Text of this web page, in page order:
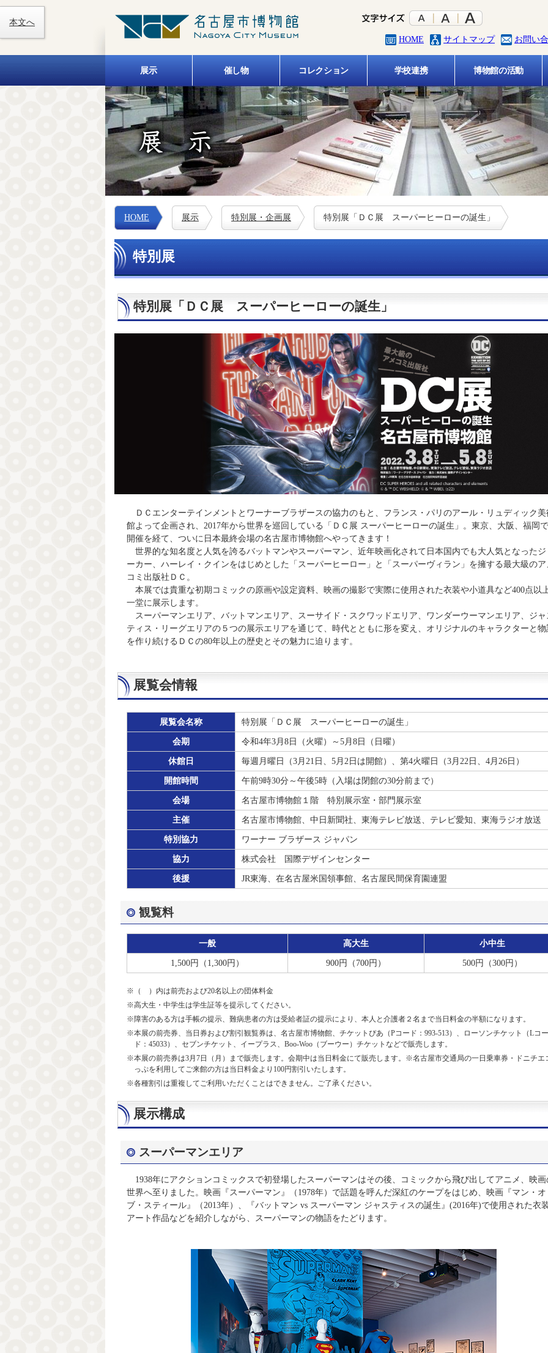
HOME サイトマップ お問い
本文へ
展示 催し物 コレクション 学校連携 博物館の活動
HOME 展示 特別展・企画展 特別展「ＤＣ展 スーパーヒーローの誕生」
特別展
特別展「ＤＣ展 スーパーヒーローの誕生」
ＤＣエンターテインメントとワーナーブラザースの協力のもと、フランス・パリのアール・リュディック美
館よって企画され、2017年から世界を巡回している「ＤＣ展 スーパーヒーローの誕生」。東京、大阪、福岡
開催を経て、ついに日本最終会場の名古屋市博物館へやってきます！
世界的な知名度と人気を誇るバットマンやスーパーマン、近年映画化されて日本国内でも大人気となったジ
ーカー、ハーレイ・クインをはじめとした「スーパーヒーロー」と「スーパーヴィラン」を擁する最大級のア
コミ出版社ＤＣ。
本展では貴重な初期コミックの原画や設定資料、映画の撮影で実際に使用された衣装や小道具など400点以
一堂に展示します。
スーパーマンエリア、バットマンエリア、スーサイド・スクワッドエリア、ワンダーウーマンエリア、ジャ
ティス・リーグエリアの５つの展示エリアを通じて、時代とともに形を変え、オリジナルのキャラクターと物
を作り続けるＤＣの80年以上の歴史とその魅力に迫ります。
展覧会情報
展覧会名称
特別展「ＤＣ展 スーパーヒーローの誕生」
会期
令和4年3月8日（火曜）～5月8日（日曜）
休館日
毎週月曜日（3月21日、5月2日は開館）、第4火曜日（3月22日、4月26日）
開館時間
午前9時30分～午後5時（入場は閉館の30分前まで）
会場
名古屋市博物館１階 特別展示室・部門展示室
主催
名古屋市博物館、中日新聞社、東海テレビ放送、テレビ愛知、東海ラジオ放送
特別協力
ワーナー ブラザース ジャパン
協力
株式会社 国際デザインセンター
後援
JR東海、在名古屋米国領事館、名古屋民間保育園連盟
観覧料
一般 高大生
小中生
1,500円（1,300円）
900円（700円） 500円（300円）
※（ ）内は前売および20名以上の団体料金
※高大生・中学生は学生証等を提示してください。
※障害のある方は手帳の提示、難病患者の方は受給者証の提示により、本人と介護者２名まで当日料金の半額になります。
※本展の前売券、当日券および割引観覧券は、名古屋市博物館、チケットぴあ（Pコード：993-513）、ローソンチケット（Lコー
ド：45033）、セブンチケット、イープラス、Boo-Woo（ブーウー）チケットなどで販売します。
※本展の前売券は3月7日（月）まで販売します。会期中は当日料金にて販売します。※名古屋市交通局の一日乗車券・ドニチエ
っぷを利用してご来館の方は当日料金より100円割引いたします。
※各種割引は重複してご利用いただくことはできません。ご了承ください。
展示構成
スーパーマンエリア
1938年にアクションコミックスで初登場したスーパーマンはその後、コミックから飛び出してアニメ、映画
世界へ至りました。映画『スーパーマン』（1978年）で話題を呼んだ深紅のケープをはじめ、映画『マン・オ
ブ・スティール』（2013年）、『バットマン vs スーパーマン ジャスティスの誕生』(2016年)で使用された衣
アート作品などを紹介しながら、スーパーマンの物語をたどります。